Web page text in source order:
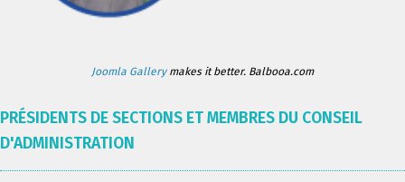
Joomla Gallerymakes it better. Balbooa.com
PRÉSIDENTS DE SECTIONS ET MEMBRES DU CONSEIL
D'ADMINISTRATION